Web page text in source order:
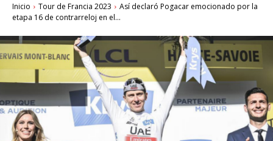
Inicio Tour de Francia 2023
Así declaró Pogacar emocionado por la
etapa 16 de contrarreloj en el...